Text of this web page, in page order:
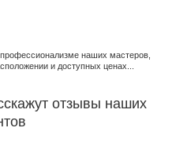
профессионализме наших мастеров,
и доступных ценах...
отзывы наших